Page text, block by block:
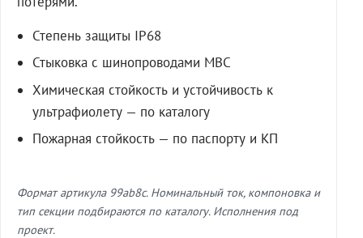
Степень защиты IP68
Стыковка с шинопроводами МВС
Химическая стойкость и устойчивость к
ультрафиолету — по каталогу
Пожарная стойкость — по паспорту и КП
Формат артикула 99ab8c. Номинальный ток, компоновка и
тип секции подбираются по каталогу. Исполнения под
проект.